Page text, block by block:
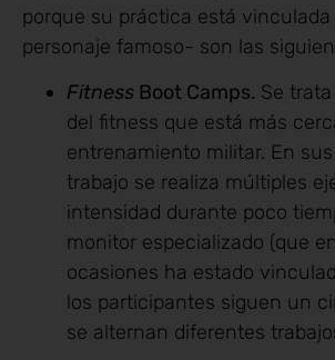
porque su práctica está vinculada
personaje famoso- son las
Fitness Boot Camps. Se
del fitness que está más
entrenamiento militar. En
trabajo se realiza múltiples
intensidad durante poco
monitor especializado (que
ocasiones ha estado
los participantes siguen un
se alternan diferentes